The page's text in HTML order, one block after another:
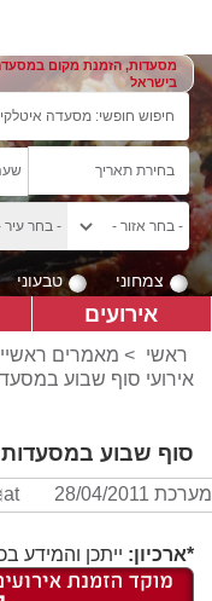
מסעדות, הזמנת מקום
בישראל
צמחוני טבעוני
אירועים
ראשי > מאמרים
אירועי סוף שבוע
סוף שבוע במסעדות
מערכת 2eat 28/04/2011
*ארכיון: ייתכן והמידע